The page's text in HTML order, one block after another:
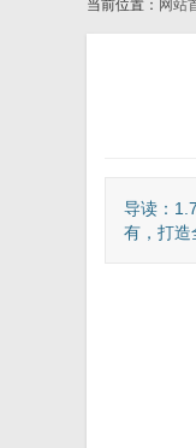
当前位置： 网站
导读：
有，打造